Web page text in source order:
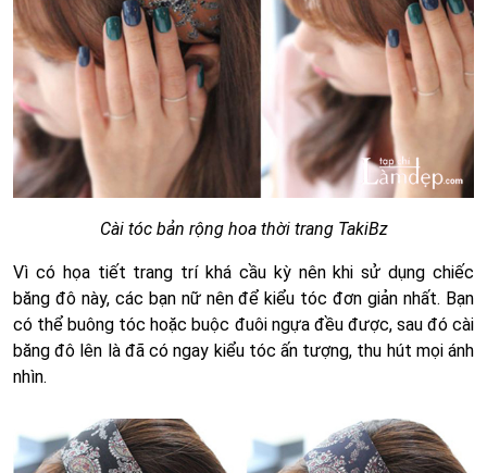
Cài tóc bản rộng hoa thời trang TakiBz
Vì có họa tiết trang trí khá cầu kỳ nên khi sử dụng chiếc
băng đô này, các bạn nữ nên để kiểu tóc đơn giản nhất. Bạn
có thể buông tóc hoặc buộc đuôi ngựa đều được, sau đó cài
băng đô lên là đã có ngay kiểu tóc ấn tượng, thu hút mọi ánh
nhìn.